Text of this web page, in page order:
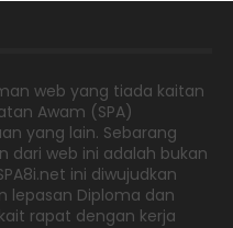
web yang tiada kaitan
Awam (SPA)
yang lain. Sebarang
dari web ini adalah bukan
ini diwujudkan
lepasan Diploma dan
rapat dengan kerja